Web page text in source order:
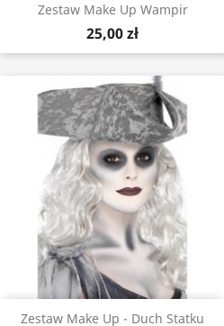
Zestaw Make Up Wampir
25,00 zł
Zestaw Make Up - Duch Statku